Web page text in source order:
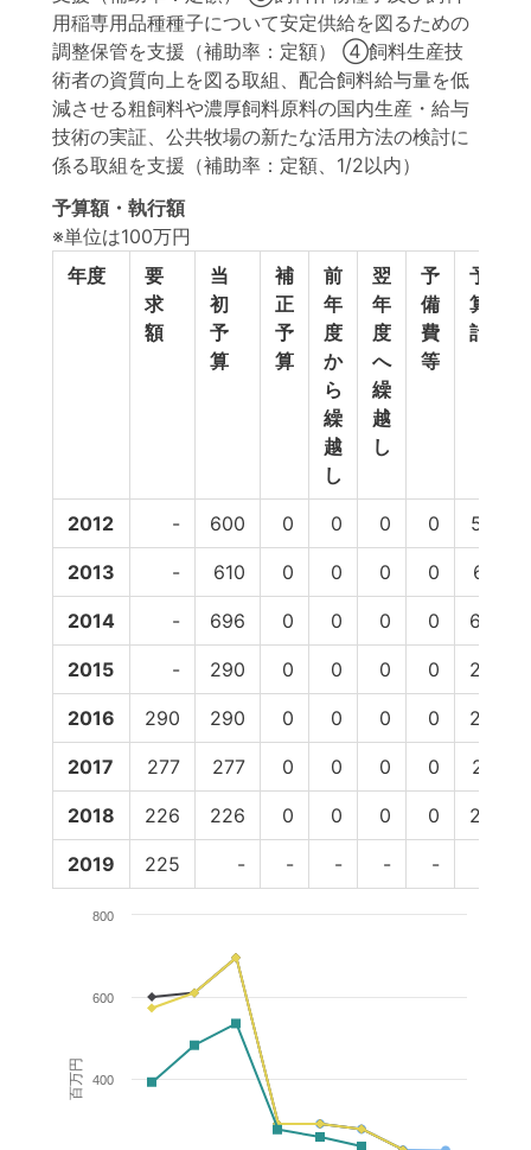
用稲専用品種種子について安定供給を図るための
調整保管を支援（補助率：定額） ④飼料生産技
術者の資質向上を図る取組、配合飼料給与量を低
減させる粗飼料や濃厚飼料原料の国内生産・給与
技術の実証、公共牧場の新たな活用方法の検討に
係る取組を支援（補助率：定額、1/2以内）
予算額・執行額
※単位は100万円
年度
要
求
額
当
初
予
算
補
正
予
算
前
年
度
か
ら
繰
越
し
翌
年
度
へ
繰
越
し
予
備
費
等
予
算
計
2012 - 600 0 0 0 0 573
2013 - 610 0 0 0 0 610
2014 - 696 0 0 0 0 696
2015 - 290 0 0 0 0 290
2016 290 290 0 0 0 0 290
2017 277 277 0 0 0 0 277
2018 226 226 0 0 0 0 226
2019 225 - - - - -
百万円 400
600
800